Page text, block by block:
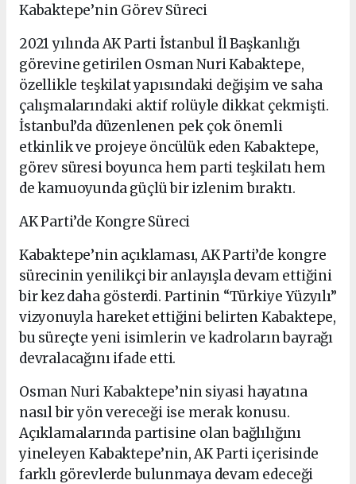
Kabaktepe’nin Görev Süreci
2021 yılında AK Parti İstanbul İl Başkanlığı
görevine getirilen Osman Nuri Kabaktepe,
özellikle teşkilat yapısındaki değişim ve saha
çalışmalarındaki aktif rolüyle dikkat çekmişti.
İstanbul’da düzenlenen pek çok önemli
etkinlik ve projeye öncülük eden Kabaktepe,
görev süresi boyunca hem parti teşkilatı hem
de kamuoyunda güçlü bir izlenim bıraktı.
AK Parti’de Kongre Süreci
Kabaktepe’nin açıklaması, AK Parti’de kongre
sürecinin yenilikçi bir anlayışla devam ettiğini
bir kez daha gösterdi. Partinin “Türkiye Yüzyılı”
vizyonuyla hareket ettiğini belirten Kabaktepe,
bu süreçte yeni isimlerin ve kadroların bayrağı
devralacağını ifade etti.
Osman Nuri Kabaktepe’nin siyasi hayatına
nasıl bir yön vereceği ise merak konusu.
Açıklamalarında partisine olan bağlılığını
yineleyen Kabaktepe’nin, AK Parti içerisinde
farklı görevlerde bulunmaya devam edeceği